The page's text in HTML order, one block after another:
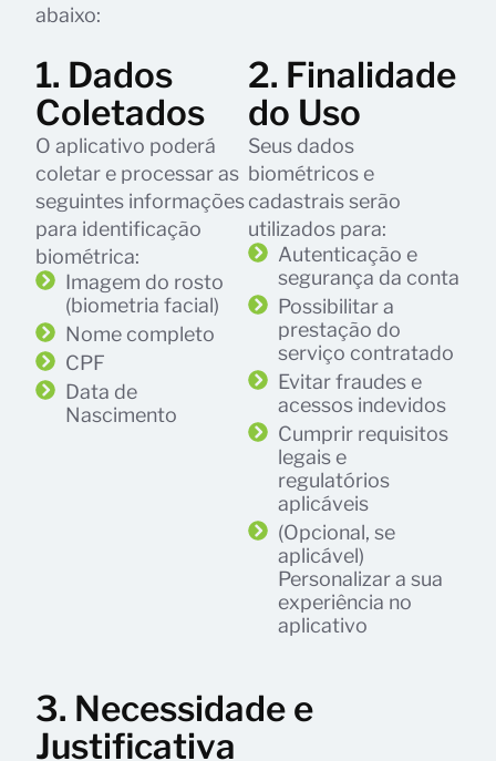
abaixo:
1. Dados
Coletados
O aplicativo poderá
coletar e processar as
seguintes informações
para identificação
biométrica:
Imagem do rosto
(biometria facial)
Nome completo
CPF
Data de
Nascimento
2. Finalidade
do Uso
Seus dados
biométricos e
cadastrais serão
utilizados para:
Autenticação e
segurança da conta
Possibilitar a
prestação do
serviço contratado
Evitar fraudes e
acessos indevidos
Cumprir requisitos
legais e
regulatórios
aplicáveis
(Opcional, se
aplicável)
Personalizar a sua
experiência no
aplicativo
3. Necessidade e
Justificativa